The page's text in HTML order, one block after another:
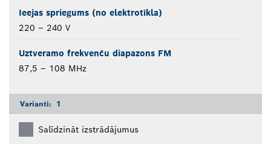
Ieejas spriegums (no elektrotīkla)
220 – 240 V
Uztveramo frekvenču diapazons FM
87,5 – 108 MHz
Varianti: 1
Salīdzināt izstrādājumus